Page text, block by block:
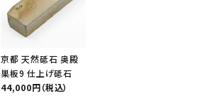
京都 天然砥石 奥殿
巣板9 仕上げ砥石
44,000円（税込）